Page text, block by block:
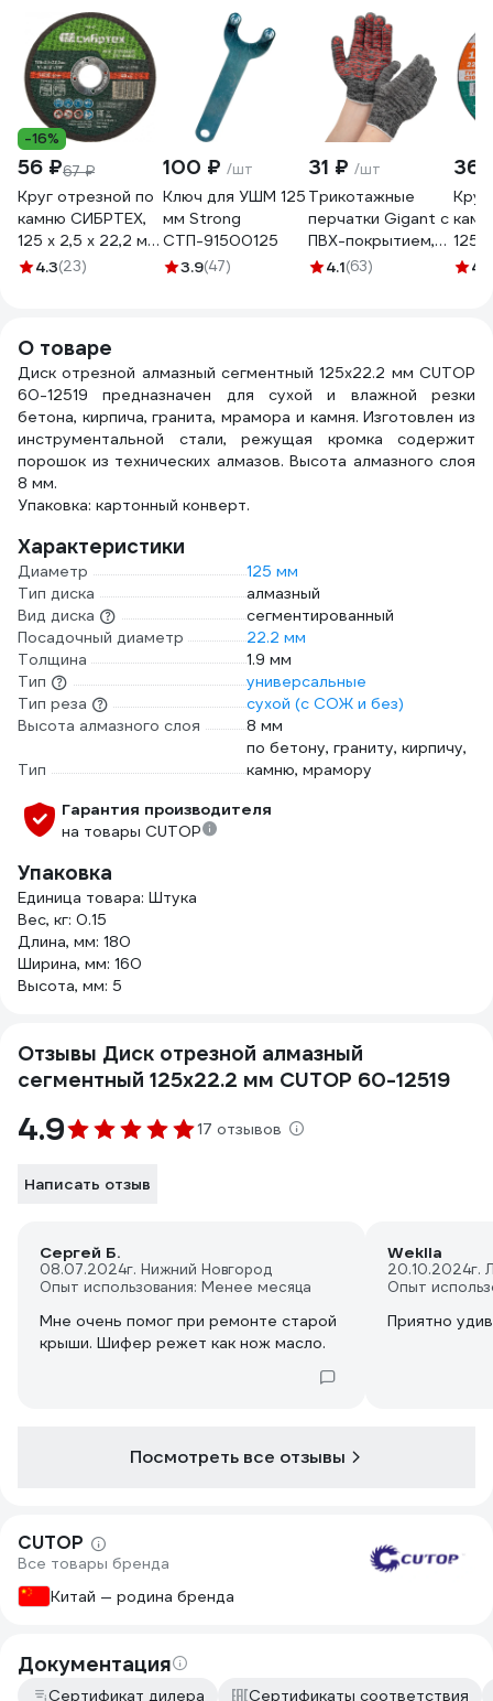
-16%
56 ₽67 ₽
Круг отрезной по
камню СИБРТЕХ,
125 х 2,5 х 22,2 мм,
84прC+16прB
4.3(23)
100 ₽ /шт
Ключ для УШМ 125
мм Strong
СТП-91500125
3.9(47)
31 ₽ /шт
Трикотажные
перчатки Gigant с
ПВХ-покрытием,
серые GGC-13
4.1(63)
T424.3
О товаре
Диск отрезной алмазный сегментный 125x22.2 мм CUTOP
60-12519 предназначен для сухой и влажной резки
бетона, кирпича, гранита, мрамора и камня. Изготовлен из
инструментальной стали, режущая кромка содержит
порошок из технических алмазов. Высота алмазного слоя
8 мм.
Упаковка: картонный конверт.
Характеристики
Диаметр
125 мм
Тип диска
алмазный
Вид диска
сегментированный
Посадочный диаметр
22.2 мм
Толщина
1.9 мм
Тип
универсальные
Тип реза
сухой (с СОЖ и без)
Высота алмазного слоя
8 мм
Тип
по бетону, граниту, кирпичу,
камню, мрамору
Гарантия производителя
на товары CUTOP
Упаковка
Единица товара: Штука
Вес, кг: 0.15
Длина, мм: 180
Ширина, мм: 160
Высота, мм: 5
Отзывы Диск отрезной алмазный
сегментный 125x22.2 мм CUTOP 60-12519
4.9 17 отзывов
Написать отзыв
Сергей Б.
08.07.2024г. Нижний Новгород
Опыт использования: Менее месяца
Мне очень помог при ремонте старой
крыши. Шифер режет как нож масло.
Weklla
20.10.2024г.
Опыт
Приятно
Посмотреть все отзывы
CUTOP
Все товары бренда
Китай — родина бренда
Документация
Сертификат дилера Сертификаты соответствия